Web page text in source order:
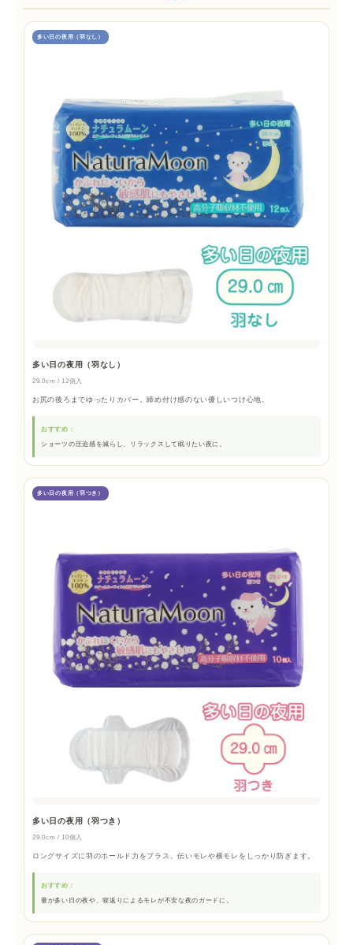
多い日の夜用（羽なし）
多い日の夜用（羽なし）
29.0cm / 12個入
お尻の後ろまでゆったりカバー。締め付け感のない優しいつけ心地。
おすすめ：
ショーツの圧迫感を減らし、リラックスして眠りたい夜に。
多い日の夜用（羽つき）
多い日の夜用（羽つき）
29.0cm / 10個入
ロングサイズに羽のホールド力をプラス。伝いモレや横モレをしっかり防ぎます。
おすすめ：
量が多い日の夜や、寝返りによるモレが不安な夜のガードに。